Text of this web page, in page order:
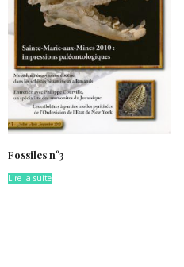
Fossiles n°3
Lire la suite